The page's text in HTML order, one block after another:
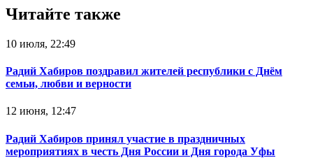
Читайте также
10 июля, 22:49
Радий Хабиров поздравил жителей республики с Днём
семьи, любви и верности
12 июня, 12:47
Радий Хабиров принял участие в праздничных
мероприятиях в честь Дня России и Дня города Уфы